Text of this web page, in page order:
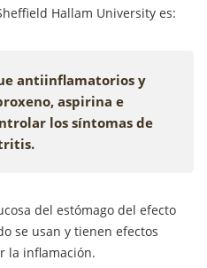
Hallam University es:
antiinflamatorios y
aspirina e
los síntomas de
del estómago del efecto
se usan y tienen efectos
la inflamación.